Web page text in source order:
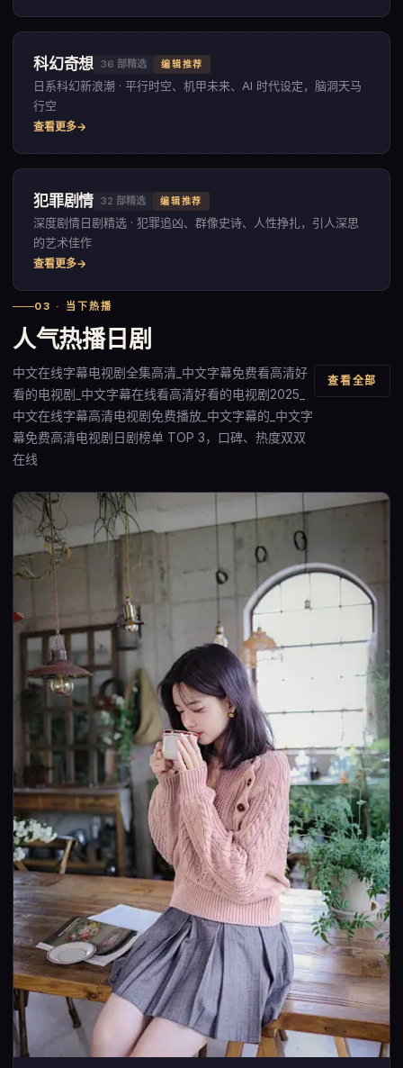
科幻奇想 36 部精选 编辑推荐
日系科幻新浪潮 · 平行时空、机甲未来、AI 时代设定，脑洞天马
行空
查看更多
犯罪剧情 32 部精选 编辑推荐
深度剧情日剧精选 · 犯罪追凶、群像史诗、人性挣扎，引人深思
的艺术佳作
查看更多
03 · 当下热播
人气热播日剧
中文在线字幕电视剧全集高清_中文字幕免费看高清好
看的电视剧_中文字幕在线看高清好看的电视剧2025_
中文在线字幕高清电视剧免费播放_中文字幕的_中文字
幕免费高清电视剧日剧榜单 TOP 3，口碑、热度双双
在线
查看全部